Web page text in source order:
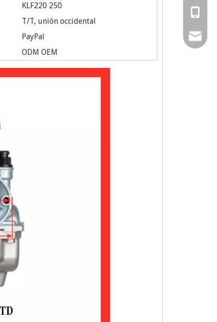
KLF220 250
T/T, unión occidental
PayPal
ODM OEM
0086-